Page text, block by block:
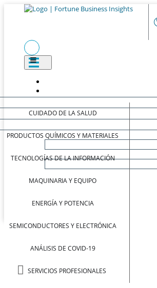
CUIDADO DE LA SALUD
PRODUCTOS QUÍMICOS Y MATERIALES
TECNOLOGÍAS DE LA INFORMACIÓN
MAQUINARIA Y EQUIPO
ENERGÍA Y POTENCIA
SEMICONDUCTORES Y ELECTRÓNICA
ANÁLISIS DE COVID-19
SERVICIOS PROFESIONALES